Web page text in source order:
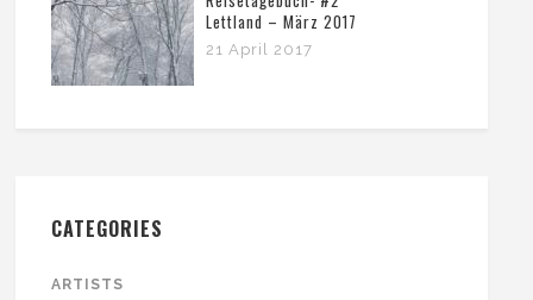
Lettland – März 2017
21 April 2017
CATEGORIES
ARTISTS